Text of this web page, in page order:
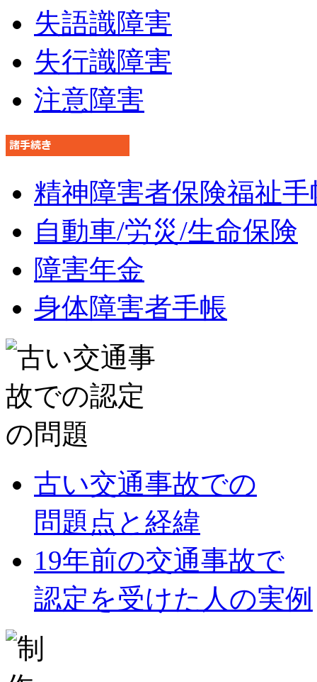
失語識障害
失行識障害
注意障害
精神障害者保険福祉手
自動車/労災/生命保険
障害年金
身体障害者手帳
古い交通事故での
問題点と経緯
19年前の交通事故で
認定を受けた人の実例